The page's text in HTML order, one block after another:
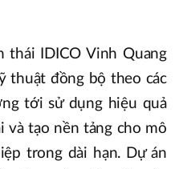
thái IDICO Vinh Quang
thuật đồng bộ theo các
tới sử dụng hiệu quả
và tạo nền tảng cho mô
trong dài hạn. Dự án